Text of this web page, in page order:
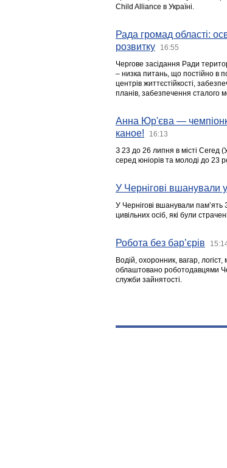
Child Alliance в Україні.
Рада громад області:
розвитку
16:55
Чергове засідання Ради
– низка питань, що постійно в
центрів життєстійкості,
планів, забезпечення сталого
Анна Юр'єва —
каное!
16:13
З 23 до 26 липня в місті Сегед
серед юніорів та молоді до 23
У Чернігові вшанували
У Чернігові вшанували пам’ять
цивільних осіб, які були
Робота без бар’єрів
Водій, охоронник, вагар,
облаштовано роботодавцями
служби зайнятості.